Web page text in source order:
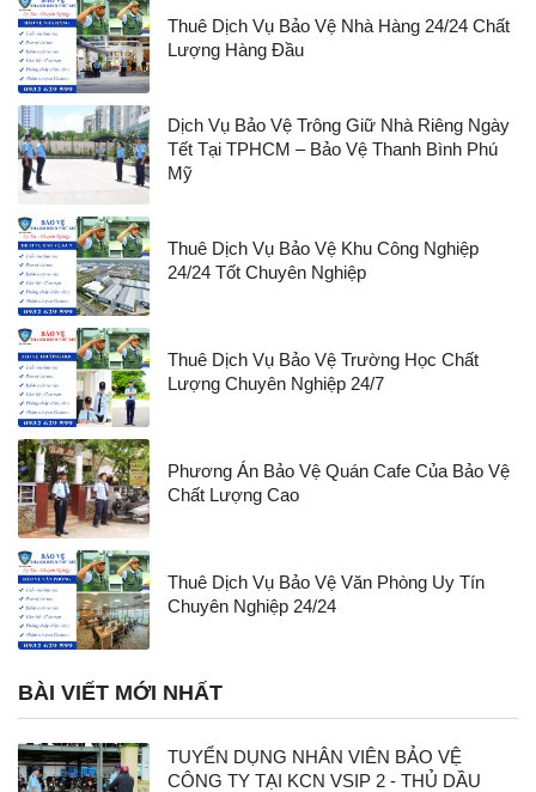
Thuê Dịch Vụ Bảo Vệ Nhà Hàng 24/24 Chất
Lượng Hàng Đầu
Dịch Vụ Bảo Vệ Trông Giữ Nhà Riêng Ngày
Tết Tại TPHCM – Bảo Vệ Thanh Bình Phú
Mỹ
Thuê Dịch Vụ Bảo Vệ Khu Công Nghiệp
24/24 Tốt Chuyên Nghiệp
Thuê Dịch Vụ Bảo Vệ Trường Học Chất
Lượng Chuyên Nghiệp 24/7
Phương Án Bảo Vệ Quán Cafe Của Bảo Vệ
Chất Lượng Cao
Thuê Dịch Vụ Bảo Vệ Văn Phòng Uy Tín
Chuyên Nghiệp 24/24
BÀI VIẾT MỚI NHẤT
TUYỂN DỤNG NHÂN VIÊN BẢO VỆ
CÔNG TY TẠI KCN VSIP 2 - THỦ DẦU